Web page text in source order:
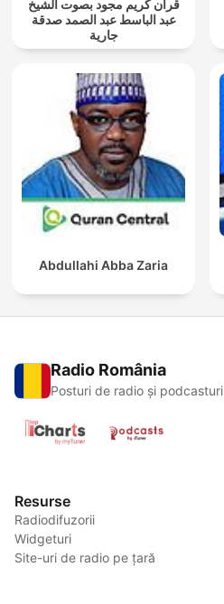
قرآن كريم مجود بصوت الشيخ
عبد الباسط عبد الصمد صدقة
جارية
Abdullahi Abba Zaria
Radio România
Posturi de radio și podcasturi
Resurse
Radiodifuzorii
Widgeturi
Site-uri de radio pe țară